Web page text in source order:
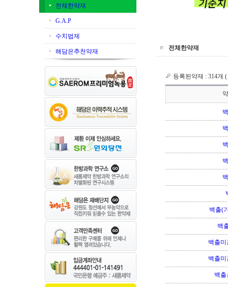
전체한약재
G.A.P
수치법제
해담은추천약재 전체한약재
등록된약재 : 314개 (
백출(
백
백출
백출
백